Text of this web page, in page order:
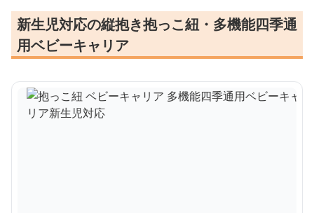
新生児対応の縦抱き抱っこ紐・多機能四季通
用ベビーキャリア